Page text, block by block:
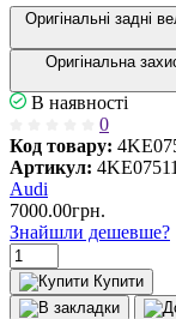
Оригінальні задні
Оригінальна
В наявності
0
Код товару:
Артикул:
Audi
7000.00грн.
Знайшли дешевше?
Купити